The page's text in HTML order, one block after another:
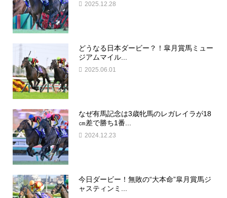
2025.12.28
どうなる日本ダービー？！皐月賞馬ミュー
ジアムマイル...
2025.06.01
なぜ有馬記念は3歳牝馬のレガレイラが18
㎝差で勝ち1番...
2024.12.23
今日ダービー！無敗の“大本命”皐月賞馬ジ
ャスティンミ...